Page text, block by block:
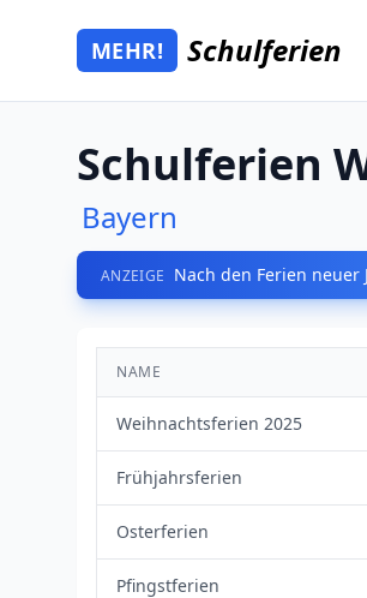
Zum Hauptinhalt springen
Mehr Schulferien
MEHR! Schulferien
Schulferien
Bayern
ANZEIGE Nach den Ferien neuer
NAME
Weihnachtsferien 2025
Frühjahrsferien
Osterferien
Pfingstferien